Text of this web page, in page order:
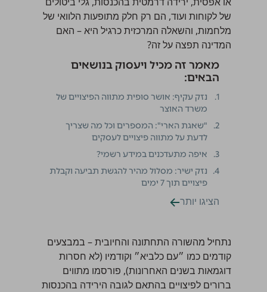
של לקוחות ועוד, הם רק חלק מתופעות הלוואי של
מלחמות, והשאלה המרכזית כרגיל היא – האם
המדינה תפצה על זה?
מאמר זה מכיל ויעסוק בנושאים
הבאים:
1.
נזק עקיף: אושר סופית מתווה הפיצויים של
משרד האוצר
2.
"שאגת הארי": המספרים וכל מה שצריך
לדעת על מתווה פיצויים לעסקים
3.
איפה מתעדכנים במידע רשמי?
4.
נזק ישיר: מסלול מהיר להגשת תביעה וקבלת
פיצויים תוך 7 ימים
הציגו יותר
נתחיל מהשורה התחתונה והחיובית – במבצעים
קודמים כמו ״עם כלביא״ וקודמיו (לא חסרות
דוגמאות בשנים האחרונות), פורסמו מתווים
ברורים לפיצויים בהתאם לגובה הירידה בהכנסות